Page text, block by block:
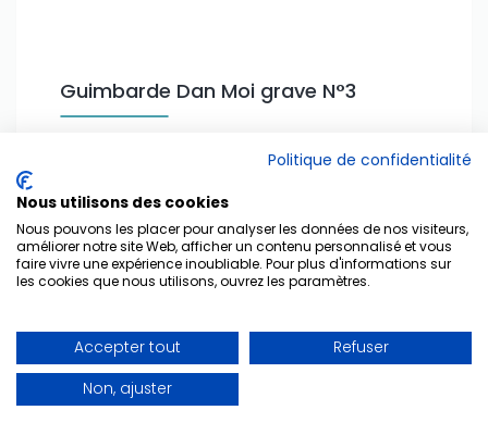
Guimbarde Dan Moi grave N°3
Guimbarde Dan Moi (cuivre jaune).
13,40 €
Référence : 3229
Ajouter au panier
Politique de confidentialité
Nous utilisons des cookies
Nous pouvons les placer pour analyser les données de nos visiteurs,
améliorer notre site Web, afficher un contenu personnalisé et vous
faire vivre une expérience inoubliable. Pour plus d'informations sur
les cookies que nous utilisons, ouvrez les paramètres.
Accepter tout
Refuser
Non, ajuster